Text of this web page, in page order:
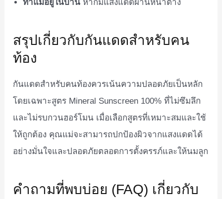
ทาแม้อยู่ในบ้าน หากมีแสงแดดผ่านหน้าต่าง
สรุปเกี่ยวกับกันแดดสำหรับคน
ท้อง
กันแดดสำหรับคนท้องควรเน้นความปลอดภัยเป็นหลัก
โดยเฉพาะสูตร Mineral Sunscreen 100% ที่ไม่ซึมลึก
และไม่รบกวนฮอร์โมน เมื่อเลือกสูตรที่เหมาะสมและใช้
ให้ถูกต้อง คุณแม่จะสามารถปกป้องผิวจากแสงแดดได้
อย่างมั่นใจและปลอดภัยตลอดการตั้งครรภ์และให้นมลูก
คำถามที่พบบ่อย (FAQ) เกี่ยวกับ